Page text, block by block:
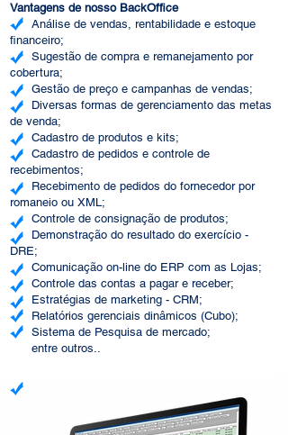
Vantagens de nosso BackOffice
Análise de vendas, rentabilidade e estoque
financeiro;
Sugestão de compra e remanejamento por
cobertura;
Gestão de preço e campanhas de vendas;
Diversas formas de gerenciamento das metas
de venda;
Cadastro de produtos e kits;
Cadastro de pedidos e controle de
recebimentos;
Recebimento de pedidos do fornecedor por
romaneio ou XML;
Controle de consignação de produtos;
Demonstração do resultado do exercício -
DRE;
Comunicação on-line do ERP com as Lojas;
Controle das contas a pagar e receber;
Estratégias de marketing - CRM;
Relatórios gerenciais dinâmicos (Cubo);
Sistema de Pesquisa de mercado;
entre outros..